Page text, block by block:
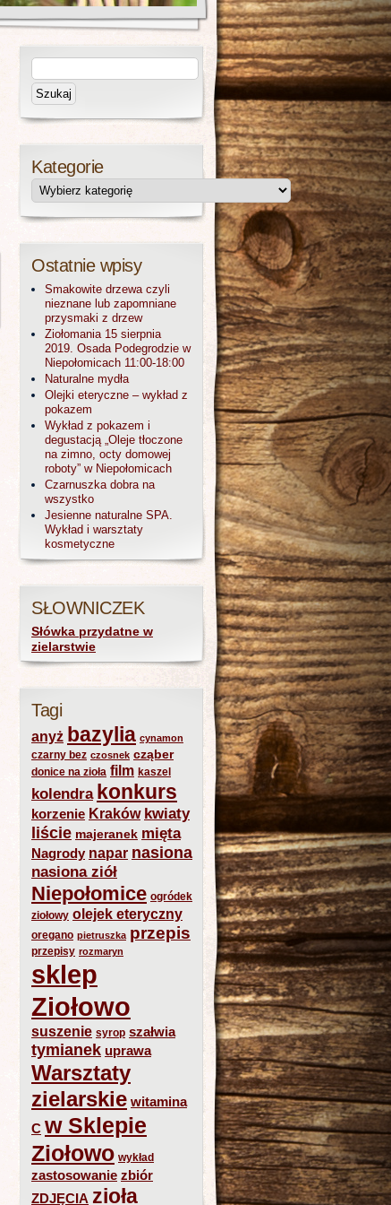
Kategorie
Ostatnie wpisy
Smakowite drzewa czyli
nieznane lub zapomniane
przysmaki z drzew
Ziołomania 15 sierpnia
2019. Osada Podegrodzie w
Niepołomicach 11:00-18:00
Naturalne mydła
Olejki eteryczne – wykład z
pokazem
Wykład z pokazem i
degustacją „Oleje tłoczone
na zimno, octy domowej
roboty” w Niepołomicach
Czarnuszka dobra na
wszystko
Jesienne naturalne SPA.
Wykład i warsztaty
kosmetyczne
SŁOWNICZEK
Słówka przydatne w
zielarstwie
Tagi
anyż bazylia cynamon
czarny bez czosnek cząber
donice na zioła film kaszel
kolendra konkurs
korzenie Kraków kwiaty
liście majeranek mięta
Nagrody napar nasiona
nasiona ziół
Niepołomice ogródek
ziołowy olejek eteryczny
oregano pietruszka przepis
przepisy rozmaryn
sklep
Ziołowo
suszenie syrop szałwia
tymianek uprawa
Warsztaty
zielarskie witamina
C w Sklepie
Ziołowo wykład
zastosowanie zbiór
ZDJĘCIA zioła